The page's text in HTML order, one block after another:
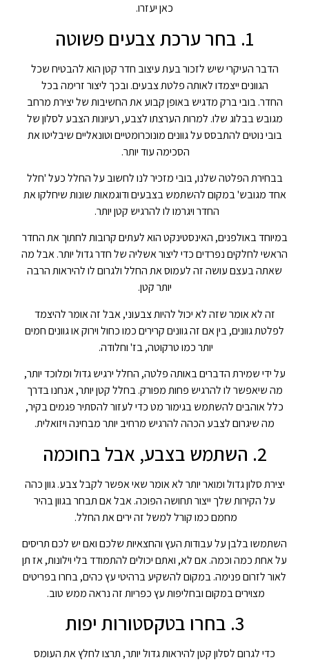
כאן יעזרו.
1. בחר ערכת צבעים פשוטה
הדבר העיקרי שיש לזכור בעת עיצוב חדר קטן הוא להבטיח שכל
הגוונים ייצמדו לאותה פלטת צבעים. ובכך ליצור זרימה בכל
החדר. בובי ברק מדגיש באופן קבוע את החשיבות של יצירת מרחב
מגובש בבלוג שלו. למרות הערצתו לצבע, רעיונות הצבע לסלון של
בובי נוטים להתבסס על גוונים מונוכרומטיים וטונאליים שיבליטו את
הסכימה עוד יותר.
בבחירת הפלטה שלנו, בובי מזכיר לנו לחשוב על החלל כעל 'חלל
אחד מגובש' במקום להשתמש בצבעים ודוגמאות שונות שיחלקו את
החדר ויגרמו לו להרגיש קטן יותר.
במיוחד באולפנים, האינסטינקט הוא לעתים קרובות לחתוך את החדר
הראשי לחלקים נפרדים כדי ליצור אשליה של חדר גדול יותר. אבל מה
שאתה בעצם עושה זה לעמוס את החלל ולגרום לו להיראות הרבה
יותר קטן.
זה לא אומר שזה לא יכול להיות צבעוני, אבל זה אומר להיצמד
לפלטת גוונים, בין אם זה גוונים קרירים כמו כחול וירוק או גוונים חמים
יותר כמו טרקוטה, בז' וחלודה.
על ידי שמירת הדברים באותה פלטה, החלל ירגיש גדול ומלוכד יותר,
מה שיאפשר לו להרגיש פחות מפורק. בחלל קטן יותר, אנחנו בדרך
כלל אוהבים להשתמש בגימור מט כדי לעזור להסתיר פגמים בקיר,
מה שיגרום לצבע הכהה להרגיש מרחיב יותר מבחינה ויזואלית.
2. השתמש בצבע, אבל בחוכמה
יצירת סלון גדול ומואר יותר לא אומר שאי אפשר לקבל צבע. גוון כהה
על הקירות שלך ייצור תחושה הפוכה. אבל אם תבחר בגוון בהיר
מחמם כמו קורל למשל זה ירים את החלל.
השתמשו בלבן על עבודות העץ והחצאיות שלכם ואם יש לכם תריסים
על אחת כמה וכמה. אם לא, ואתם יכולים להתמודד בלי וילונות, אז תן
לאור לזרום פנימה. במקום להשקיע ברהיטי עץ כהים, בחרו בפריטים
מצוירים במקום ובחליפות עץ כפריות זה נראה ממש טוב.
3. בחרו בטקסטורות יפות
כדי לגרום לסלון קטן להיראות גדול יותר, תרצו לחלץ את העומס